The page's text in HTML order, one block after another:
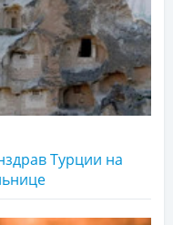
Турции на